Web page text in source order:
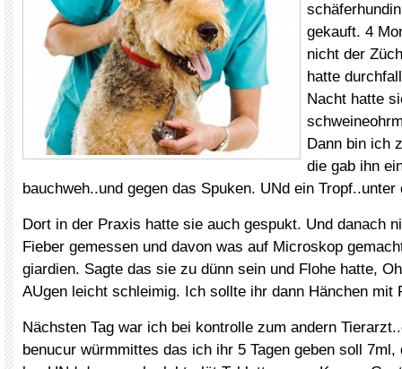
gekauft. 4
nicht der
hatte
Nacht hatte
Dann bin ich
die gab ihn
bauchweh..und gegen das Spuken. UNd ein
Dort in der Praxis hatte sie auch gespukt. Und danach
Fieber gemessen und davon was auf Microskop
giardien. Sagte das sie zu dünn sein und Flohe hatte,
AUgen leicht schleimig. Ich sollte ihr dann Hänchen mit
Nächsten Tag war ich bei kontrolle zum andern
benucur würmmittes das ich ihr 5 Tagen geben soll 7ml,